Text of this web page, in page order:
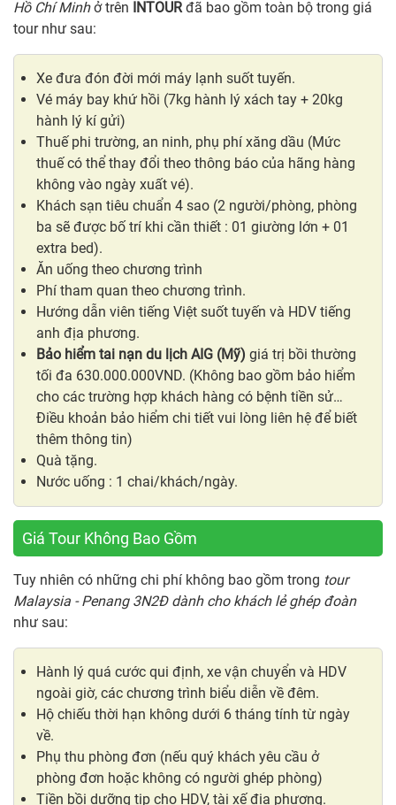
Hồ Chí Minhở trên INTOURđã bao gồm toàn bộ trong giá
tour như sau:
Xe đưa đón đời mới máy lạnh suốt tuyến.
Vé máy bay khứ hồi (7kg hành lý xách tay + 20kg
hành lý kí gửi)
Thuế phi trường, an ninh, phụ phí xăng dầu (Mức
thuế có thể thay đổi theo thông báo của hãng hàng
không vào ngày xuất vé).
Khách sạn tiêu chuẩn 4 sao (2 người/phòng, phòng
ba sẽ được bố trí khi cần thiết : 01 giường lớn + 01
extra bed).
Ăn uống theo chương trình
Phí tham quan theo chương trình.
Hướng dẫn viên tiếng Việt suốt tuyến và HDV tiếng
anh địa phương.
Bảo hiểm tai nạn du lịch AIG (Mỹ) giá trị bồi thường
tối đa 630.000.000VND. (Không bao gồm bảo hiểm
cho các trường hợp khách hàng có bệnh tiền sử…
Điều khoản bảo hiểm chi tiết vui lòng liên hệ để biết
thêm thông tin)
Quà tặng.
Nước uống : 1 chai/khách/ngày.
Giá Tour Không Bao Gồm
Tuy nhiên có những chi phí không bao gồm trong tour
Malaysia - Penang 3N2Đ dành cho khách lẻ ghép đoàn
như sau:
Hành lý quá cước qui định, xe vận chuyển và HDV
ngoài giờ, các chương trình biểu diễn về đêm.
Hộ chiếu thời hạn không dưới 6 tháng tính từ ngày
về.
Phụ thu phòng đơn (nếu quý khách yêu cầu ở
phòng đơn hoặc không có người ghép phòng)
Tiền bồi dưỡng tip cho HDV, tài xế địa phương.